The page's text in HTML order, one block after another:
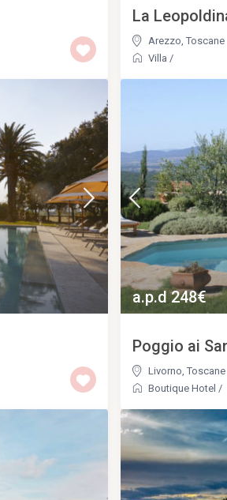
La
Arezzo ,Toscane
Villa /
a.p.d 248€
Poggio ai
Livorno,Toscane
Boutique Hotel /